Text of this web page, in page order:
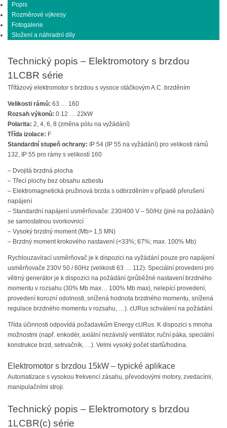
Popis
Rozměrové výkresy
Fotogalerie
Složení a náhradní díly
Technický popis – Elektromotory s brzdou
1LCBR série
Třífázový elektromotor s brzdou s vysoce otáčkovým A.C. brzděním
Velikosti rámů: 63 … 160
Rozsah výkonů: 0.12 … 22kW
Polarita: 2, 4, 6, 8 (změna pólu na vyžádání)
Třída izolace: F
Standardní stupeň ochrany: IP 54 (IP 55 na vyžádání) pro velikosti rámů
132, IP 55 pro rámy s velikostí 160
– Dvojitá brzdná plocha
– Třecí plochy bez obsahu azbestu
– Elektromagnetická pružinová brzda s odbrzděním v případě přerušení
napájení
– Standardní napájení usměrňovače: 230/400 V – 50/Hz (jiné na požádání)
se samostatnou svorkovnicí
– Vysoký brzdný moment (Mb> 1,5 MN)
– Brzdný moment krokového nastavení (<33%; 67%; max. 100% Mb)
Rychlouzavírací usměrňovač je k dispozici na vyžádání pouze pro napájení
usměrňovače 230V 50 / 60Hz (velikosti 63 … 112). Speciální provedení pro
větrný generátor je k dispozici na požádání (průběžné nastavení brzdného
momentu v rozsahu (30% Mb max… 100% Mb max), nelepící provedení,
provedení korozní odolnosti, snížená hodnota brzdného momentu, snížená
regulace brzdného momentu v rozsahu, …). cURus schválení na požádání.
Třída účinnosti odpovídá požadavkům Energy cURus. K dispozici s mnoha
možnostmi (např. enkodér, axiální nezávislý ventilátor, ruční páka, speciální
konstrukce brzd, setrvačník, …). Velmi vysoký počet startů/hodina.
Elektromotor s brzdou 15kW – typické aplikace
Automatizace s vysokou frekvencí zásahu, převodovými motory, zvedacími,
manipulačními stroji.
Technický popis – Elektromotory s brzdou
1LCBR(c) série